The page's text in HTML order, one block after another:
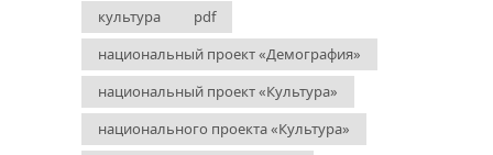
культура
pdf
национальный проект «Демография»
национальный проект «Культура»
национального проекта «Культура»